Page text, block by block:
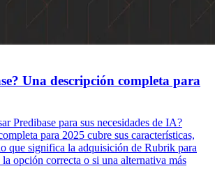
Una descripción completa para
Predibase para sus necesidades de IA?
para 2025 cubre sus características,
que significa la adquisición de Rubrik para
la opción correcta o si una alternativa más